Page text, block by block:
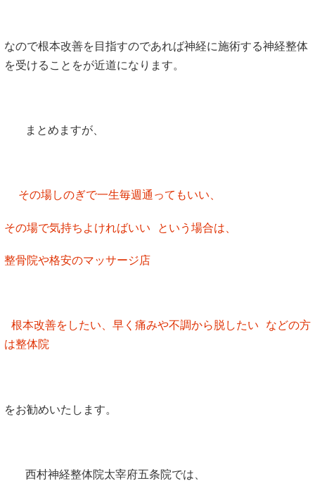
なので根本改善を目指すのであれば神経に施術する神経整体
を受けることをが近道になります。
まとめますが、
その場しのぎで一生毎週通ってもいい、
その場で気持ちよければいい という場合は、
整骨院や格安のマッサージ店
根本改善をしたい、早く痛みや不調から脱したい などの方
は整体院
をお勧めいたします。
西村神経整体院太宰府五条院では、